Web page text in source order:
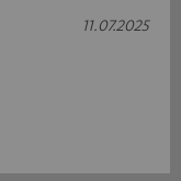
11.07.2025